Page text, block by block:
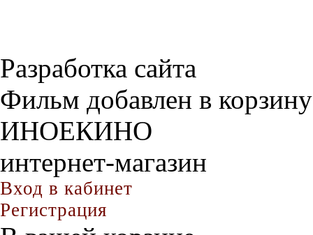
Разработка сайта
Фильм добавлен в корзину
ИНОЕКИНО
интернет-магазин
Вход в кабинет
Регистрация